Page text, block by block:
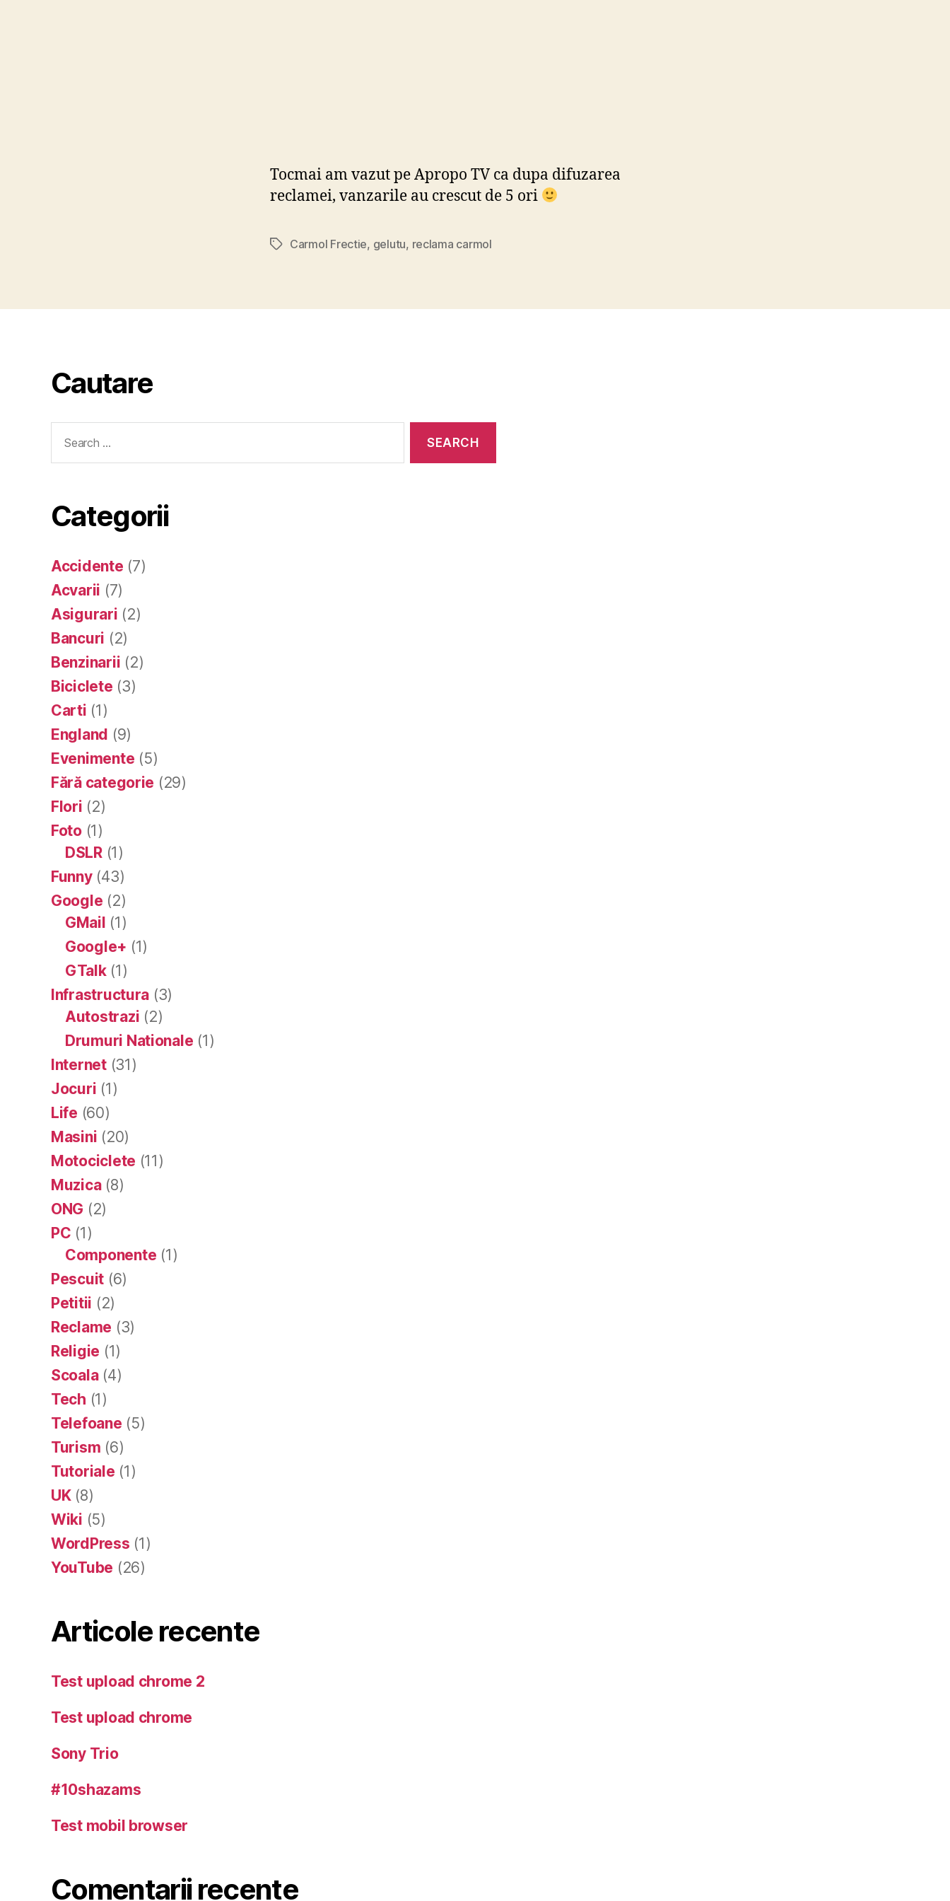
Tocmai am vazut pe Apropo TV ca dupa difuzarea
reclamei, vanzarile au crescut de 5 ori
TagsCarmol Frectie, gelutu, reclama carmol
Cautare
for:
Categorii
Accidente (7)
Acvarii (7)
Asigurari (2)
Bancuri (2)
Benzinarii (2)
Biciclete (3)
Carti (1)
England (9)
Evenimente (5)
Fără categorie (29)
Flori (2)
Foto(1)
DSLR(1)
Funny(43)
Google (2)
GMail (1)
Google+ (1)
GTalk(1)
Infrastructura (3)
Autostrazi (2)
Drumuri Nationale (1)
Internet(31)
Jocuri (1)
Life (60)
Masini (20)
Motociclete (11)
Muzica(8)
ONG (2)
PC (1)
Componente (1)
Pescuit (6)
Petitii (2)
Reclame (3)
Religie (1)
Scoala(4)
Tech (1)
Telefoane (5)
Turism (6)
Tutoriale (1)
UK(8)
Wiki (5)
WordPress (1)
YouTube (26)
Articole recente
Test upload chrome 2
Test upload chrome
Sony Trio
#10shazams
Test mobil browser
Comentarii recente